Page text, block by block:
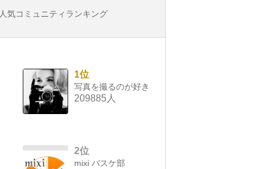
人気コミュニティランキング
1位
写真を撮るのが好き
209885人
2位
mixi バスケ部